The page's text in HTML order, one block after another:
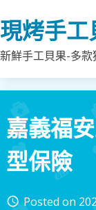
to
content
現烤手
新鮮手工貝果-多
嘉義福
型保險
access_time Posted on